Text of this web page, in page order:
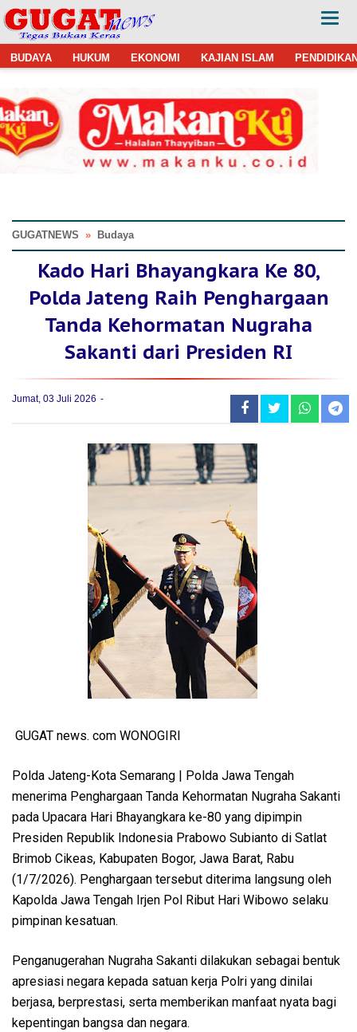
BUDAYA HUKUM EKONOMI KAJIAN ISLAM
GUGATNEWS » Budaya
Kado Hari Bhayangkara Ke 80,
Polda Jateng Raih Penghargaan
Tanda Kehormatan Nugraha
Sakanti dari Presiden RI
Jumat, 03 Juli 2026
GUGAT news. com WONOGIRI
Polda Jateng-Kota Semarang | Polda Jawa Tengah
menerima Penghargaan Tanda Kehormatan Nugraha Sakanti
pada Upacara Hari Bhayangkara ke-80 yang dipimpin
Presiden Republik Indonesia Prabowo Subianto di Satlat
Brimob Cikeas, Kabupaten Bogor, Jawa Barat, Rabu
(1/7/2026). Penghargaan tersebut diterima langsung oleh
Kapolda Jawa Tengah Irjen Pol Ribut Hari Wibowo selaku
pimpinan kesatuan.
Penganugerahan Nugraha Sakanti dilakukan sebagai bentuk
apresiasi negara kepada satuan kerja Polri yang dinilai
berjasa, berprestasi, serta memberikan manfaat nyata bagi
kepentingan bangsa dan negara.